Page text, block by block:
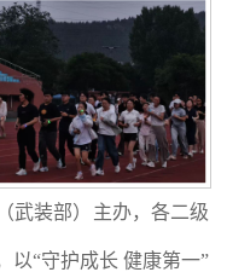
武装部）主办，各二级
以“守护成长 健康第一”